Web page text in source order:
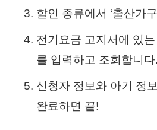
할인 종류에서 ‘출산가
전기요금 고지서에 있는
를 입력하고 조회합니다.
신청자 정보와 아기 정
완료하면 끝!